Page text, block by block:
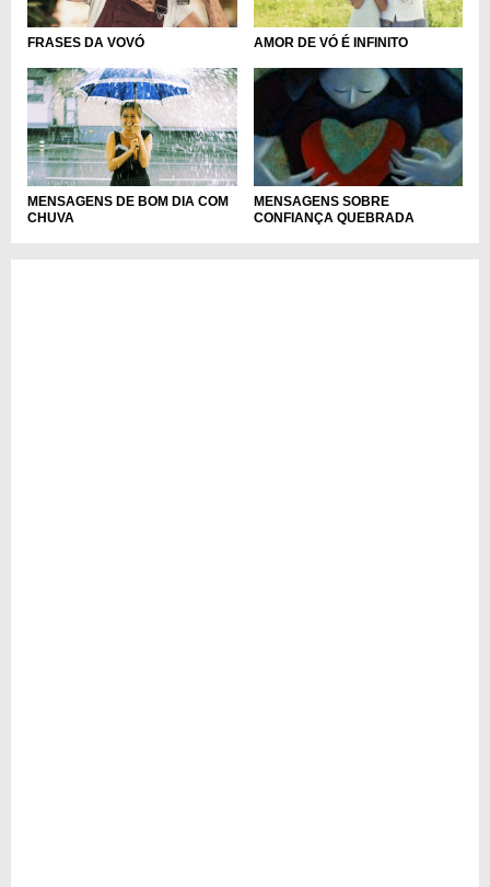
FRASES DA VOVÓ AMOR DE VÓ É INFINITO
MENSAGENS DE BOM DIA COM
CHUVA
MENSAGENS SOBRE
CONFIANÇA QUEBRADA